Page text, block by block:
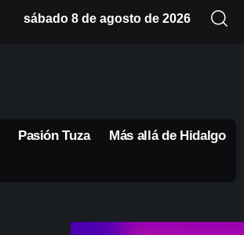
sábado 8 de agosto de 2026
Pasión Tuza Más allá de Hidalgo